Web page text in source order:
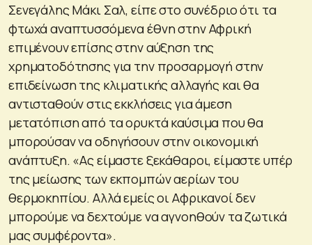
Σενεγάλης Μάκι Σαλ, είπε στο συνέδριο ότι τα
φτωχά αναπτυσσόμενα έθνη στην Αφρική
επιμένουν επίσης στην αύξηση της
χρηματοδότησης για την προσαρμογή στην
επιδείνωση της κλιματικής αλλαγής και θα
αντισταθούν στις εκκλήσεις για άμεση
μετατόπιση από τα ορυκτά καύσιμα που θα
μπορούσαν να οδηγήσουν στην οικονομική
ανάπτυξη. «Ας είμαστε ξεκάθαροι, είμαστε υπέρ
της μείωσης των εκπομπών αερίων του
θερμοκηπίου. Αλλά εμείς οι Αφρικανοί δεν
μπορούμε να δεχτούμε να αγνοηθούν τα ζωτικά
μας συμφέροντα».